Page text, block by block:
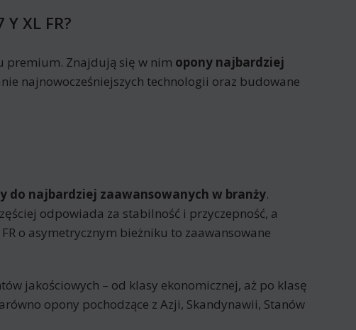
XL FR?
premium. Znajdują się w nim opony najbardziej
najnowocześniejszych technologii oraz budowane
do najbardziej zaawansowanych w branży.
odpowiada za stabilność i przyczepność, a
o asymetrycznym bieżniku to zaawansowane
jakościowych – od klasy ekonomicznej, aż po klasę
opony pochodzące z Azji, Skandynawii, Stanów